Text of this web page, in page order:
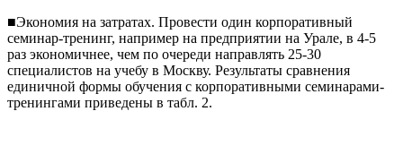
■Экономия на затратах. Провести один корпоративный
семинар-тренинг, например на предприятии на Урале, в 4-5
раз экономичнее, чем по очереди направлять 25-30
специалистов на учебу в Москву. Результаты сравнения
единичной формы обучения с корпоративными семинарами-
тренингами приведены в табл. 2.